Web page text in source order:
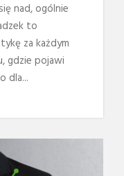
nad, ogólnie
to
za każdym
gdzie pojawi
dla...